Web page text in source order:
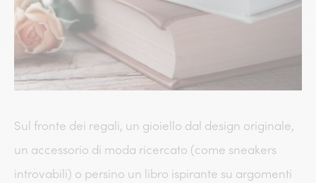
Sul fronte dei regali, un gioiello dal design originale,
un accessorio di moda ricercato (come sneakers
introvabili) o persino un libro ispirante su argomenti